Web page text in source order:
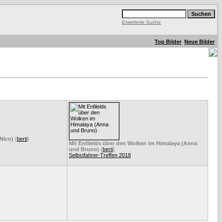
Erweiterte Suche
Top Bilder Neue Bilder
(berti)
Mit Enfilelds über den Wolken im Himalaya (Anna
und Bruno) (berti)
Selbstfahrer-Treffen 2018